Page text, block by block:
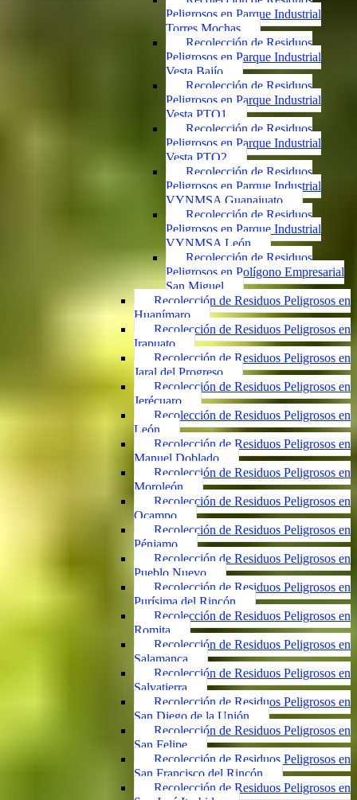
Peligrosos en Parque Industrial
Torres Mochas
Recolección de Residuos
Peligrosos en Parque Industrial
Vesta Bajío
Recolección de Residuos
Peligrosos en Parque Industrial
Vesta PTO1
Recolección de Residuos
Peligrosos en Parque Industrial
Vesta PTO2
Recolección de Residuos
Peligrosos en Parque Industrial
VYNMSA Guanajuato
Recolección de Residuos
Peligrosos en Parque Industrial
VYNMSA León
Recolección de Residuos
Peligrosos en Polígono Empresarial
San Miguel
Recolección de Residuos Peligrosos en
Huanímaro
Recolección de Residuos Peligrosos en
Irapuato
Recolección de Residuos Peligrosos en
Jaral del Progreso
Recolección de Residuos Peligrosos en
Jerécuaro
Recolección de Residuos Peligrosos en
León
Recolección de Residuos Peligrosos en
Manuel Doblado
Recolección de Residuos Peligrosos en
Moroleón
Recolección de Residuos Peligrosos en
Ocampo
Recolección de Residuos Peligrosos en
Pénjamo
Recolección de Residuos Peligrosos en
Pueblo Nuevo
Recolección de Residuos Peligrosos en
Purísima del Rincón
Recolección de Residuos Peligrosos en
Romita
Recolección de Residuos Peligrosos en
Salamanca
Recolección de Residuos Peligrosos en
Salvatierra
Recolección de Residuos Peligrosos en
San Diego de la Unión
Recolección de Residuos Peligrosos en
San Felipe
Recolección de Residuos Peligrosos en
San Francisco del Rincón
Recolección de Residuos Peligrosos en